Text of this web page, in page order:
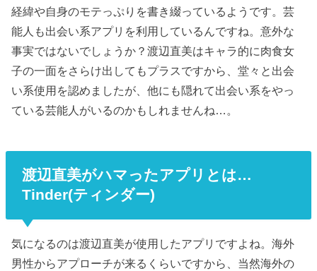
経緯や自身のモテっぷりを書き綴っているようです。芸
能人も出会い系アプリを利用しているんですね。意外な
事実ではないでしょうか？渡辺直美はキャラ的に肉食女
子の一面をさらけ出してもプラスですから、堂々と出会
い系使用を認めましたが、他にも隠れて出会い系をやっ
ている芸能人がいるのかもしれませんね…。
渡辺直美がハマったアプリとは…
Tinder(ティンダー)
気になるのは渡辺直美が使用したアプリですよね。海外
男性からアプローチが来るくらいですから、当然海外の